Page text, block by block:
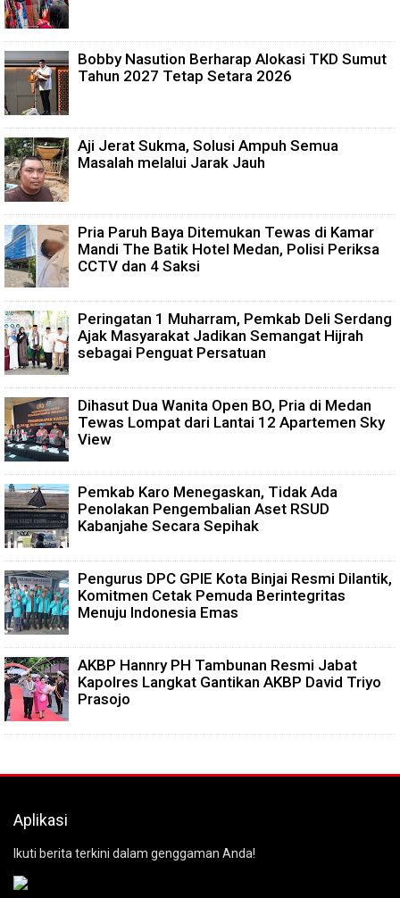
Bobby Nasution Berharap Alokasi TKD Sumut
Tahun 2027 Tetap Setara 2026
Aji Jerat Sukma, Solusi Ampuh Semua
Masalah melalui Jarak Jauh
Pria Paruh Baya Ditemukan Tewas di Kamar
Mandi The Batik Hotel Medan, Polisi Periksa
CCTV dan 4 Saksi
Peringatan 1 Muharram, Pemkab Deli Serdang
Ajak Masyarakat Jadikan Semangat Hijrah
sebagai Penguat Persatuan
Dihasut Dua Wanita Open BO, Pria di Medan
Tewas Lompat dari Lantai 12 Apartemen Sky
View
Pemkab Karo Menegaskan, Tidak Ada
Penolakan Pengembalian Aset RSUD
Kabanjahe Secara Sepihak
Pengurus DPC GPIE Kota Binjai Resmi Dilantik,
Komitmen Cetak Pemuda Berintegritas
Menuju Indonesia Emas
AKBP Hannry PH Tambunan Resmi Jabat
Kapolres Langkat Gantikan AKBP David Triyo
Prasojo
Aplikasi
Ikuti berita terkini dalam genggaman Anda!